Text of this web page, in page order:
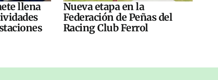
llena
Nueva etapa en la
Federación de Peñas del
Racing Club Ferrol